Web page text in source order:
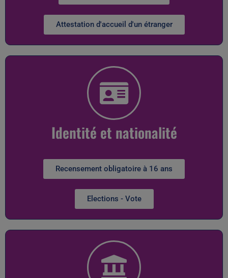
Attestation d'accueil d'un étranger
Identité et nationalité
Recensement obligatoire à 16 ans
Elections - Vote